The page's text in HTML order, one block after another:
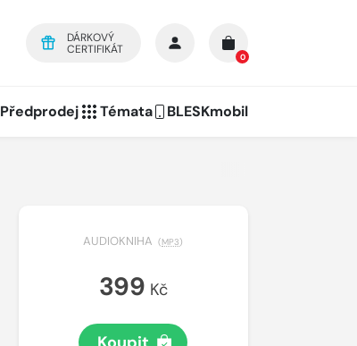
DÁRKOVÝ
CERTIFIKÁT
0
Předprodej Témata BLESKmobil
AUDIOKNIHA (MP3)
399 Kč